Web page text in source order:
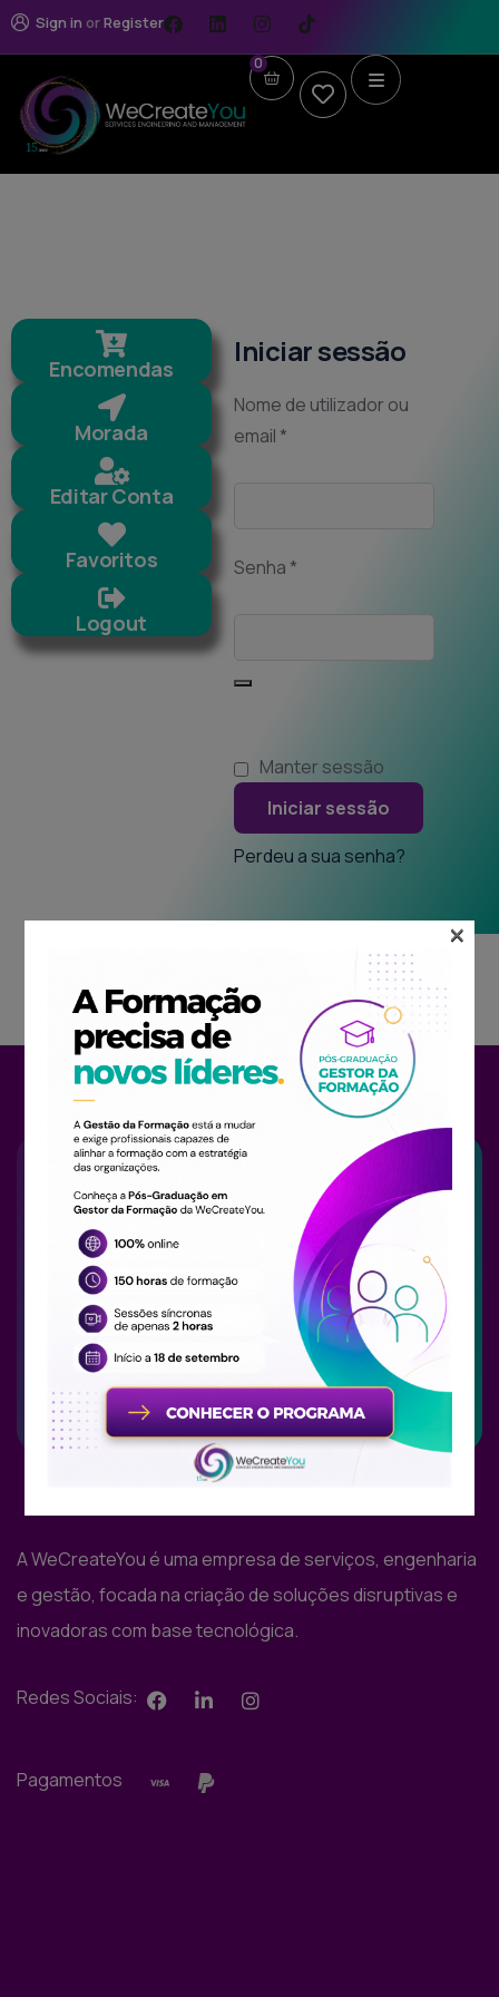
Sign in orRegister
0
Encomendas
Morada
Editar Conta
Favoritos
Logout
Iniciar sessão
Nome de utilizador ou
email *
Senha *
Manter sessão
Iniciar sessão
Perdeu a sua senha?
Morada
R. Junqueira de Cima 71,
4405-872, Vila Nova de Gaia
A WeCreateYou é uma empresa de serviços, engenharia
e gestão, focada na criação de soluções disruptivas e
inovadoras com base tecnológica.
Redes Sociais:
Pagamentos
×